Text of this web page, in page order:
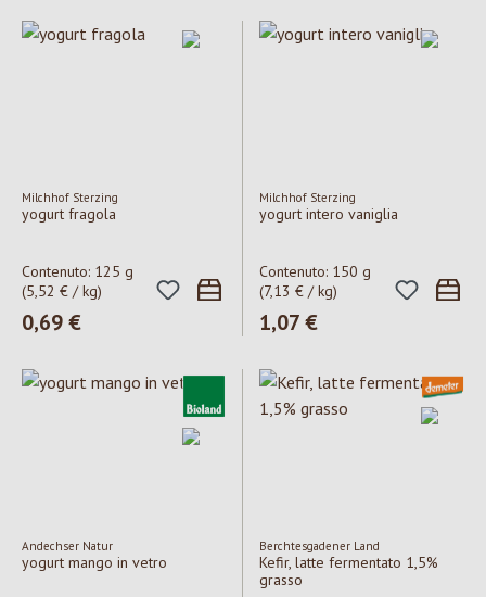
Milchhof Sterzing
yogurt fragola
Contenuto: 125 g
(5,52 € / kg)
Prezzo normale:
0,69 €
Milchhof Sterzing
yogurt intero vaniglia
Contenuto: 150 g
(7,13 € / kg)
Prezzo normale:
1,07 €
Andechser Natur
yogurt mango in vetro
Berchtesgadener Land
Kefir, latte fermentato 1,5%
grasso